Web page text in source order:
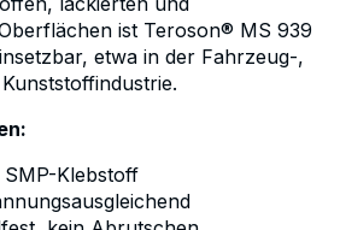
ist Teroson® MS 939
etwa in der Fahrzeug-,
Klebstoff